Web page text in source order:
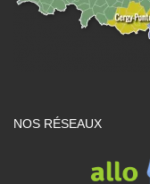
NOS RÉSEAUX